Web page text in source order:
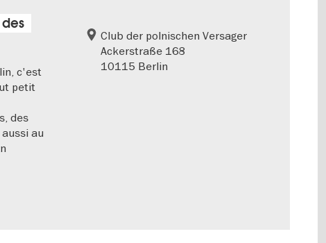
c'est
petit
des
au
Club der polnischen Versager
Ackerstraße 168
10115 Berlin